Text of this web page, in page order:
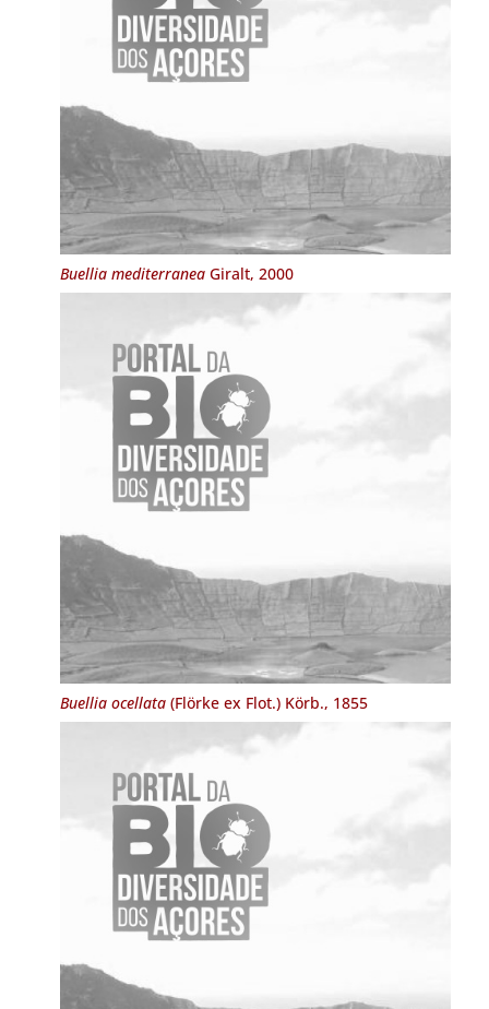
Buellia mediterraneaGiralt, 2000
Buellia ocellata(Flörke ex Flot.) Körb., 1855